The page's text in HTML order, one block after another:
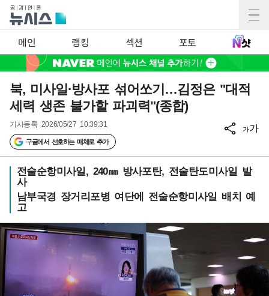
메인 랭킹 섹션 포토
북, 미사일·방사포 섞어쏘기…김정은 "대적
세력 생존 불가할 파괴력"(종합)
기사등록 2026/05/27 10:39:31
구글에서 선호하는 매체로 추가
가가
전술순항미사일, 240㎜ 방사포탄, 전술탄도미사일 발
사
남부국경 장거리포병 여단에 전술순항미사일 배치 예
고